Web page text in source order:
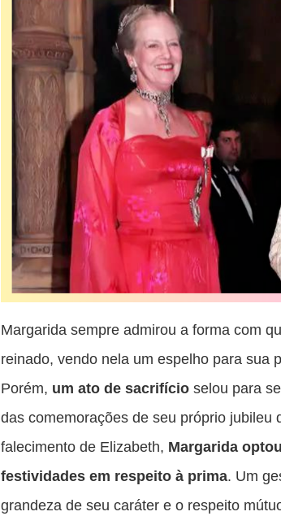
Margarida sempre admirou a forma com
reinado, vendo nela um espelho para sua
Porém, um ato de sacrifício selou para
das comemorações de seu próprio jubileu
falecimento de Elizabeth, Margarida
festividades em respeito à prima. Um
grandeza de seu caráter e o respeito